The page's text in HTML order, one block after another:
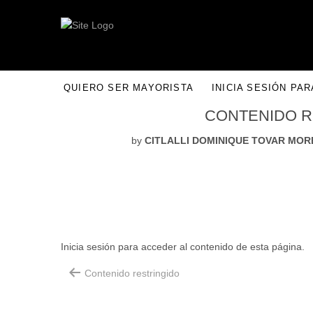
QUIERO SER MAYORISTA INICIA SESIÓN
CONTENIDO
by CITLALLI DOMINIQUE TOVAR
Inicia sesión para acceder al contenido de esta página.
Contenido restringido